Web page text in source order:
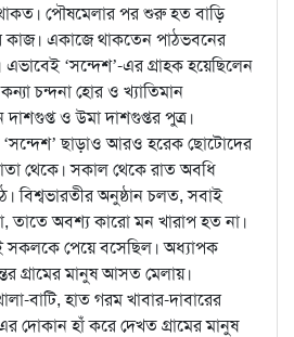
পৌষমেলার পর শুরু হত বাড়ি
কাজ। একাজে থাকতেন পাঠভবনের
‘সন্দেশ’-এর গ্রাহক হয়েছিলেন
চন্দনা হোর ও খ্যাতিমান
ও উমা দাশগুপ্তর পুত্র।
‘সন্দেশ’ ছাড়াও আরও হরেক ছোটোদের
থেকে। সকাল থেকে রাত অবধি
বিশ্বভারতীর অনুষ্ঠান চলত, সবাই
তাতে অবশ্য কারো মন খারাপ হত না।
সকলকে পেয়ে বসেছিল। অধ্যাপক
গ্রামের মানুষ আসত মেলায়।
বাটি, হাত গরম খাবার-দাবারের
দোকান হাঁ করে দেখত গ্রামের মানুষ